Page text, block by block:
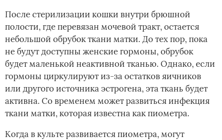
После стерилизации кошки внутри брюшной
полости, где перевязан мочевой тракт, остается
небольшой обрубок ткани матки. До тех пор, пока
не будут доступны женские гормоны, обрубок
будет маленькой неактивной тканью. Однако, если
гормоны циркулируют из-за остатков яичников
или другого источника эстрогена, эта ткань будет
активна. Со временем может развиться инфекция
ткани матки, которая известна как пиометра.
Когда в культе развивается пиометра, могут